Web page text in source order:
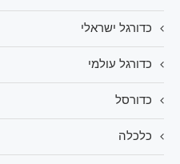
כדורגל ישראלי
כדורגל עולמי
כדורסל
כלכלה